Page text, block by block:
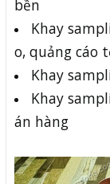
bền
Khay
o, quảng cáo
Khay
Khay
án hàng